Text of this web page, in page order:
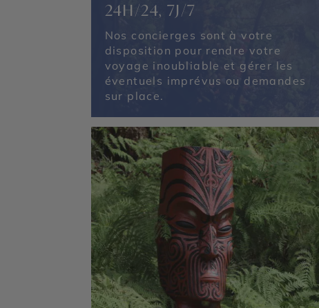
24H/24, 7J/7
Nos concierges sont à votre
disposition pour rendre votre
voyage inoubliable et gérer les
éventuels imprévus ou demandes
sur place.